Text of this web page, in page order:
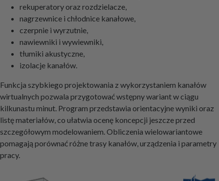
rekuperatory oraz rozdzielacze,
nagrzewnice i chłodnice kanałowe,
czerpnie i wyrzutnie,
nawiewniki i wywiewniki,
tłumiki akustyczne,
izolacje kanałów.
Funkcja szybkiego projektowania z wykorzystaniem kanałów
wirtualnych pozwala przygotować wstępny wariant w ciągu
kilkunastu minut. Program przedstawia orientacyjne wyniki oraz
listę materiałów, co ułatwia ocenę koncepcji jeszcze przed
szczegółowym modelowaniem. Obliczenia wielowariantowe
pomagają porównać różne trasy kanałów, urządzenia i parametry
pracy.